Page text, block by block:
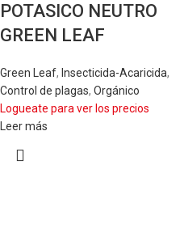
POTASICO NEUTRO
GREEN LEAF
Green Leaf, Insecticida-Acaricida,
Control de plagas, Orgánico
Logueate para ver los precios
Leer más